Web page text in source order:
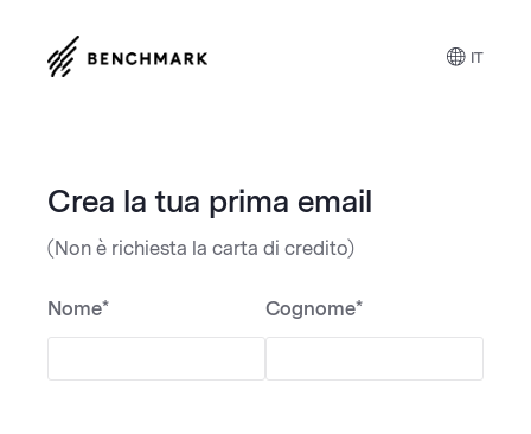
IT
Crea la tua prima email
(Non è richiesta la carta di credito)
Nome* Cognome*